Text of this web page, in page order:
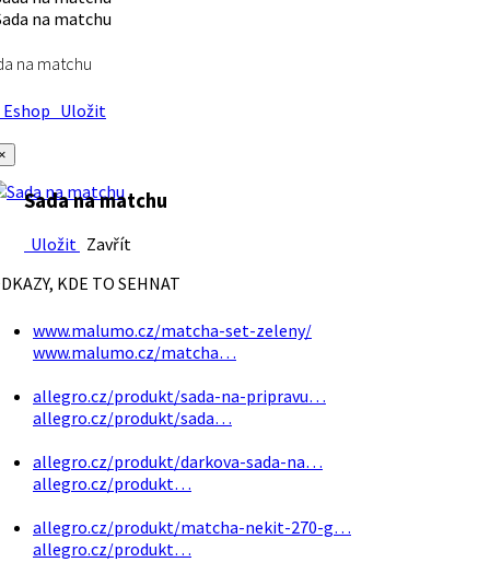
na matchu
Uložit
Sada na matchu
Uložit Zavřít
KDE TO SEHNAT
www.malumo.cz/matcha-set-zeleny/
www.malumo.cz/matcha…
allegro.cz/produkt/sada-na-pripravu…
allegro.cz/produkt/sada…
allegro.cz/produkt/darkova-sada-na…
allegro.cz/produkt…
allegro.cz/produkt/matcha-nekit-270-g…
allegro.cz/produkt…